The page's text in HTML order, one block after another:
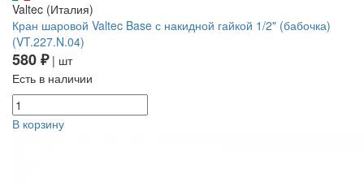
Valtec (Италия)
Кран шаровой Valtec Base с накидной гайкой 1/2" (бабочка)
(VT.227.N.04)
580 ₽| шт
Есть в наличии
В корзину